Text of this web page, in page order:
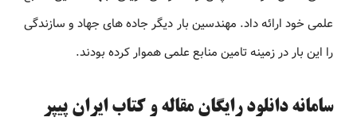
علمی خود ارائه داد. مهندسین بار دیگر جاده های جهاد و سازندگی
را این بار در زمینه تامین منابع علمی هموار کرده بودند.
سامانه دانلود رایگان مقاله و کتاب ایران پیپر